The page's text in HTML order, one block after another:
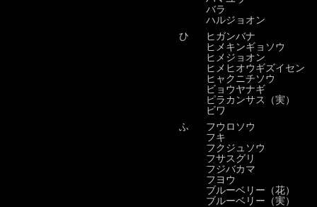
バラ
ハルジョオン
ひ
ヒガンバナ
ヒメキンギョソウ
ヒメジョオン
ヒメヒオウギズイセン
ヒャクニチソウ
ビョウヤナギ
ピラカンサス（実）
ビワ
ふ
フウロソウ
フキ
フクジュソウ
フサスグリ
フジバカマ
フヨウ
ブルーベリー（花）
ブルーベリー（実）